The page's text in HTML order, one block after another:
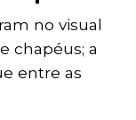
no visual
chapéus; a
entre as